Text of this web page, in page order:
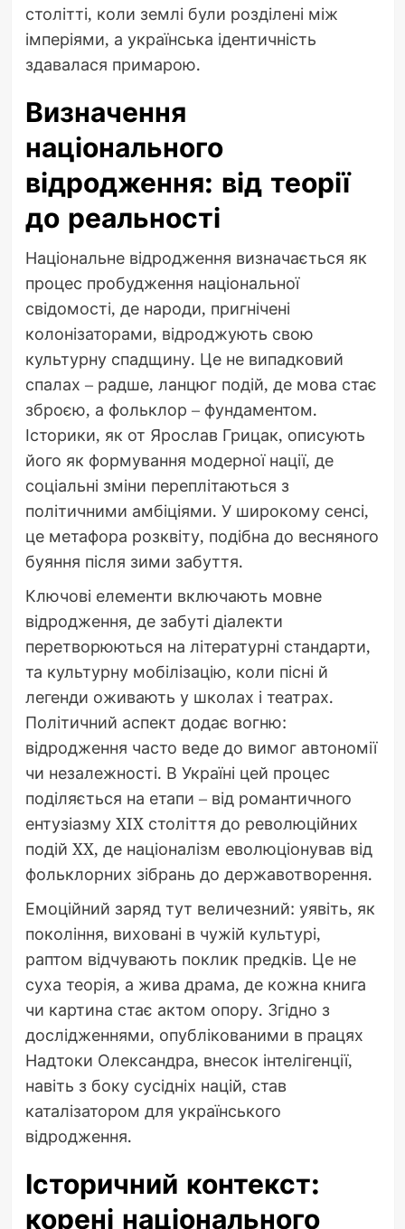
столітті, коли землі були розділені між
імперіями, а українська ідентичність
здавалася примарою.
Визначення
національного
відродження: від теорії
до реальності
Національне відродження визначається як
процес пробудження національної
свідомості, де народи, пригнічені
колонізаторами, відроджують свою
культурну спадщину. Це не випадковий
спалах – радше, ланцюг подій, де мова стає
зброєю, а фольклор – фундаментом.
Історики, як от Ярослав Грицак, описують
його як формування модерної нації, де
соціальні зміни переплітаються з
політичними амбіціями. У широкому сенсі,
це метафора розквіту, подібна до весняного
буяння після зими забуття.
Ключові елементи включають мовне
відродження, де забуті діалекти
перетворюються на літературні стандарти,
та культурну мобілізацію, коли пісні й
легенди оживають у школах і театрах.
Політичний аспект додає вогню:
відродження часто веде до вимог автономії
чи незалежності. В Україні цей процес
поділяється на етапи – від романтичного
ентузіазму XIX століття до революційних
подій XX, де націоналізм еволюціонував від
фольклорних зібрань до державотворення.
Емоційний заряд тут величезний: уявіть, як
покоління, виховані в чужій культурі,
раптом відчувають поклик предків. Це не
суха теорія, а жива драма, де кожна книга
чи картина стає актом опору. Згідно з
дослідженнями, опублікованими в працях
Надтоки Олександра, внесок інтелігенції,
навіть з боку сусідніх націй, став
каталізатором для українського
відродження.
Історичний контекст:
корені національного